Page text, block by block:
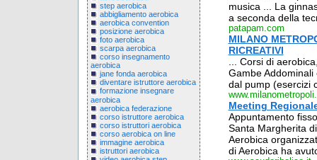
step aerobica
abbigliamento aerobica
aerobica convention
posizione aerobica
foto aerobica
scarpa aerobica
corso insegnamento
aerobica
jane fonda aerobica
diventare istruttore aerobica
formazione insegnare
aerobica
aerobica federazione
corso istruttore aerobica
corso istruttori aerobica
corso aerobica on line
immagine aerobica
istruttori aerobica
musica ... La
a seconda della
patapam.com
MILANO
RICREATIVI
... Corsi di
Gambe
dal pump (esercizi
Meeting
Appuntamento
Santa Margherita
Aerobica
di Aerobica ha